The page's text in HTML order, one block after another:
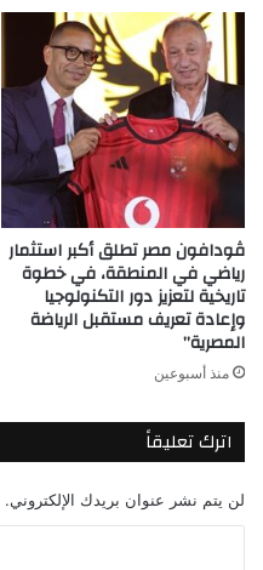
ڤودافون مصر تطلق أكبر استثمار
رياضي في المنطقة، في خطوة
تاريخية لتعزيز دور التكنولوجيا
وإعادة تعريف مستقبل الرياضة
المصرية”
منذ أسبوعين
اترك تعليقاً
لن يتم نشر عنوان بريدك الإلكتروني.